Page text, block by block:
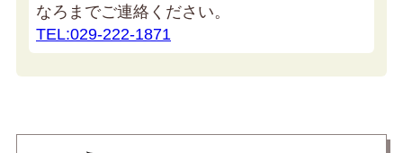
なろまでご連絡ください。
TEL:029-222-1871